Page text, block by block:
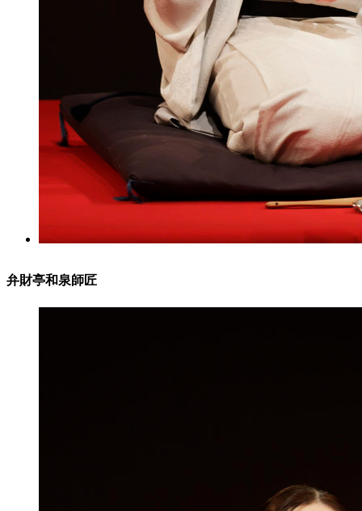
弁財亭和泉師匠